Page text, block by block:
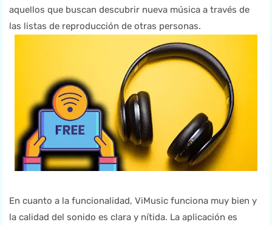
aquellos que buscan descubrir nueva música a través de
las listas de reproducción de otras personas.
En cuanto a la funcionalidad, ViMusic funciona muy bien y
la calidad del sonido es clara y nítida. La aplicación es